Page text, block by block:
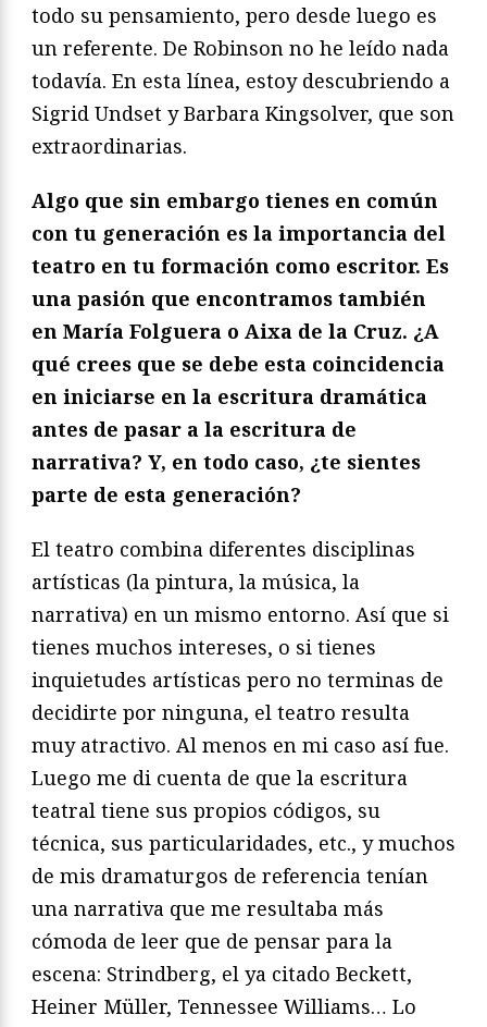
todo su pensamiento, pero desde luego es
un referente. De Robinson no he leído nada
todavía. En esta línea, estoy descubriendo a
Sigrid Undset y Barbara Kingsolver, que son
extraordinarias.
Algo que sin embargo tienes en común
con tu generación es la importancia del
teatro en tu formación como escritor. Es
una pasión que encontramos también
en María Folguera o Aixa de la Cruz. ¿A
qué crees que se debe esta coincidencia
en iniciarse en la escritura dramática
antes de pasar a la escritura de
narrativa? Y, en todo caso, ¿te sientes
parte de esta generación?
El teatro combina diferentes disciplinas
artísticas (la pintura, la música, la
narrativa) en un mismo entorno. Así que si
tienes muchos intereses, o si tienes
inquietudes artísticas pero no terminas de
decidirte por ninguna, el teatro resulta
muy atractivo. Al menos en mi caso así fue.
Luego me di cuenta de que la escritura
teatral tiene sus propios códigos, su
técnica, sus particularidades, etc., y muchos
de mis dramaturgos de referencia tenían
una narrativa que me resultaba más
cómoda de leer que de pensar para la
escena: Strindberg, el ya citado Beckett,
Heiner Müller, Tennessee Williams… Lo